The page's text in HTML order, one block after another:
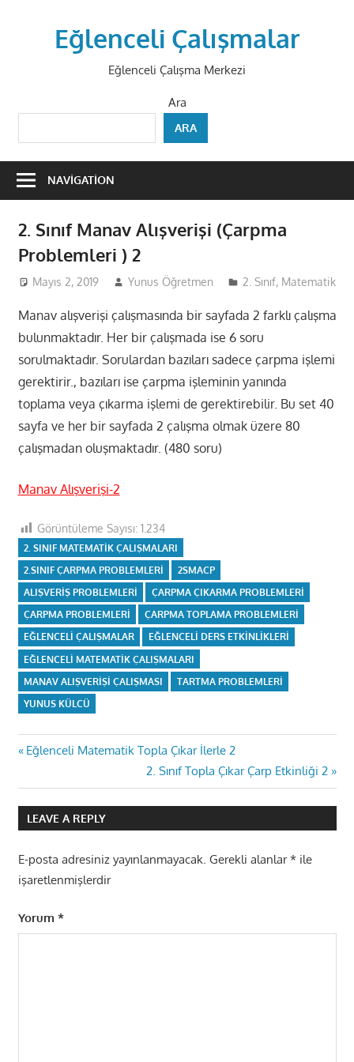
Eğlenceli Çalışmalar
Eğlenceli Çalışma Merkezi
Ara
ARA
NAVIGATION
2. Sınıf Manav Alışverişi (Çarpma
Problemleri ) 2
Mayıs 2, 2019 Yunus Öğretmen 2. Sınıf, Matematik
Manav alışverişi çalışmasında bir sayfada 2 farklı çalışma
bulunmaktadır. Her bir çalışmada ise 6 soru
sorulmaktadır. Sorulardan bazıları sadece çarpma işlemi
gerektirir., bazıları ise çarpma işleminin yanında
toplama veya çıkarma işlemi de gerektirebilir. Bu set 40
sayfa ve her bir sayfada 2 çalışma olmak üzere 80
çalışmadan oluşmaktadır. (480 soru)
Manav Alışverişi-2
Görüntüleme Sayısı: 1.234
2. SINIF MATEMATIK ÇALIŞMALARI
2.SINIF ÇARPMA PROBLEMLERI
2SMACP
ALIŞVERIŞ PROBLEMLERI
ÇARPMA ÇIKARMA PROBLEMLERI
ÇARPMA PROBLEMLERI
ÇARPMA TOPLAMA PROBLEMLERI
EĞLENCELI ÇALIŞMALAR
EĞLENCELI DERS ETKINLIKLERI
EĞLENCELI MATEMATIK ÇALIŞMALARI
MANAV ALIŞVERIŞI ÇALIŞMASI
TARTMA PROBLEMLERI
YUNUS KÜLCÜ
Yazı
gezinmesi
Previous
Eğlenceli Matematik Topla Çıkar İlerle 2
Next
Post:
2. Sınıf Topla Çıkar Çarp Etkinliği 2
LEAVE A REPLY
E-posta adresiniz yayınlanmayacak. Gerekli alanlar*ile
işaretlenmişlerdir
Yorum *